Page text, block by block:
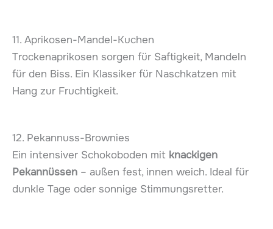
11. Aprikosen-Mandel-Kuchen
Trockenaprikosen sorgen für Saftigkeit, Mandeln
für den Biss. Ein Klassiker für Naschkatzen mit
Hang zur Fruchtigkeit.
12. Pekannuss-Brownies
Ein intensiver Schokoboden mit knackigen
Pekannüssen – außen fest, innen weich. Ideal für
dunkle Tage oder sonnige Stimmungsretter.